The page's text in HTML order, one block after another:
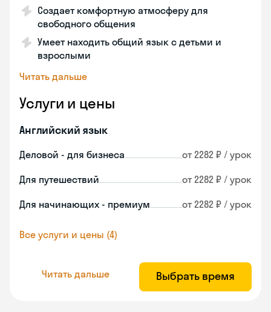
Создает комфортную атмосферу для
свободного общения
Умеет находить общий язык с детьми и
взрослыми
Читать дальше
Услуги и цены
Английский язык
Деловой - для бизнеса от 2282 ₽ / урок
Для путешествий от 2282 ₽ / урок
Для начинающих - премиум от 2282 ₽ / урок
Все услуги и цены (4)
Читать дальше Выбрать время